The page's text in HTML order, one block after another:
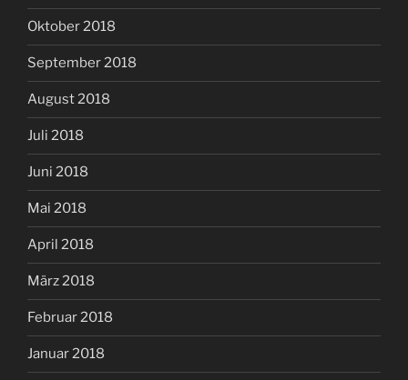
Oktober 2018
September 2018
August 2018
Juli 2018
Juni 2018
Mai 2018
April 2018
März 2018
Februar 2018
Januar 2018